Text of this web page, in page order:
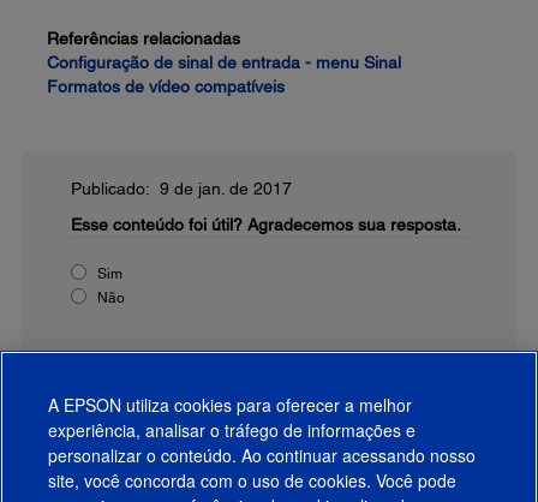
Referências relacionadas
Configuração de sinal de entrada - menu Sinal
Formatos de vídeo compatíveis
Publicado: 9 de jan. de 2017
Esse conteúdo foi útil? Agradecemos sua resposta.
Sim
Não
A EPSON utiliza cookies para oferecer a melhor
experiência, analisar o tráfego de informações e
personalizar o conteúdo. Ao continuar acessando nosso
site, você concorda com o uso de cookies. Você pode